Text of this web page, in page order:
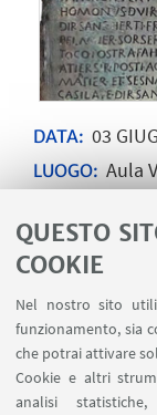
QUESTO
COOKIE
Nel nostro sito
funzionamento, sia
che potrai attivare
Cookie e altri
analisi
DATA: 03
LUOGO: Aula
Amann
virtuale,
Archeologia